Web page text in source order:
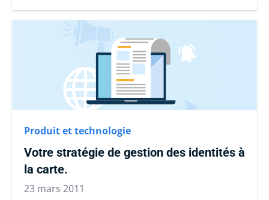
Produit et technologie
Votre stratégie de gestion des identités à
la carte.
23 mars 2011